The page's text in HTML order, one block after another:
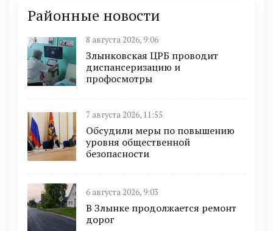
Районные новости
8 августа 2026, 9:06
Злынковская ЦРБ проводит
диспансеризацию и
профосмотры
7 августа 2026, 11:55
Обсудили меры по повышению
уровня общественной
безопасности
6 августа 2026, 9:03
В Злынке продолжается ремонт
дорог